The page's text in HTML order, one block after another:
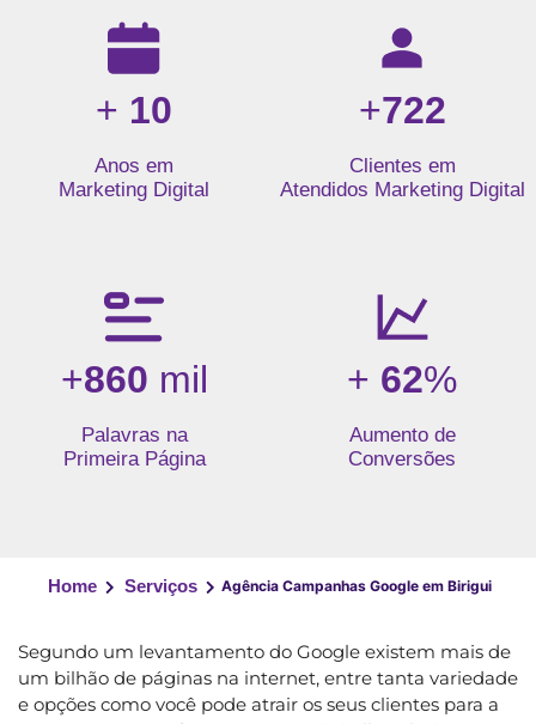
Resultados da nossa agência de marketing digital: mais
+ 10
Anos em
Marketing Digital
+722
Clientes em
Atendidos Marketing Digital
+860 mil
Palavras na
Primeira Página
+ 62%
Aumento de
Conversões
Home Serviços Agência Campanhas Google em Birigui
Segundo um levantamento do Google existem mais de
um bilhão de páginas na internet, entre tanta variedade
e opções como você pode atrair os seus clientes para a